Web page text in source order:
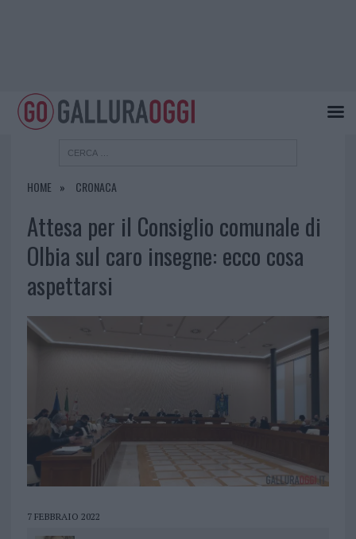
HOME CRONACA
Attesa per il Consiglio comunale di
Olbia sul caro insegne: ecco cosa
aspettarsi
7 FEBBRAIO 2022